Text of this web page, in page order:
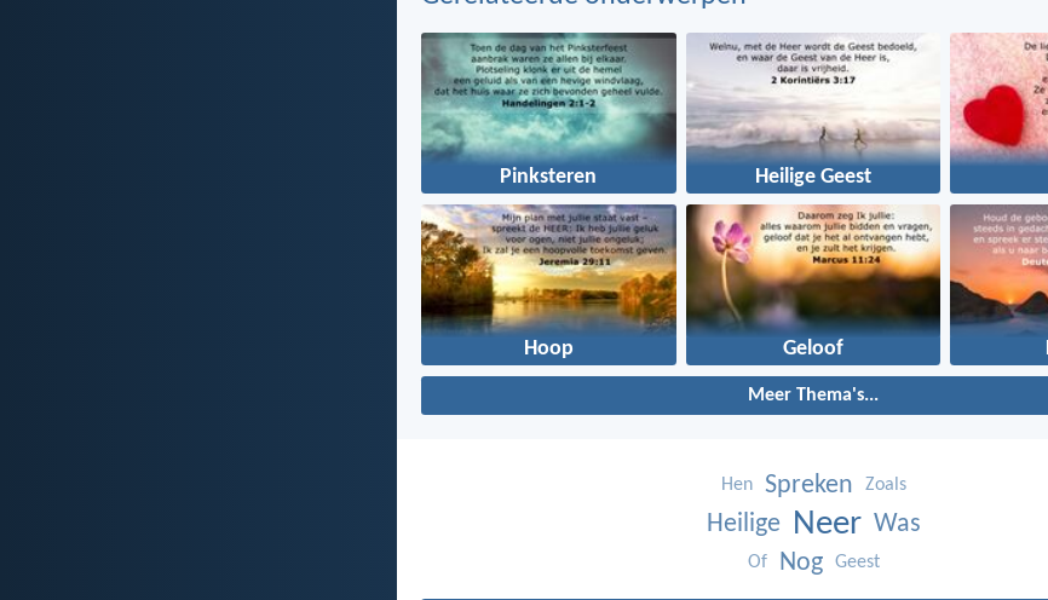
Pinksteren Heilige Geest
Hoop Geloof
Meer Thema's...
Hen Spreken Zoals
Heilige Neer Was
Of Nog Geest